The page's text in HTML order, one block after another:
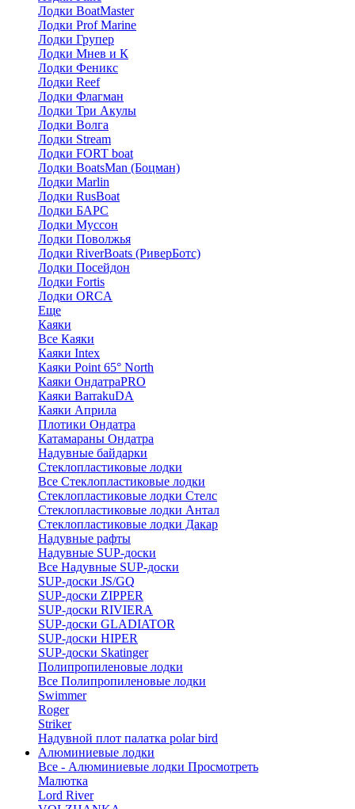
Лодки BoatMaster
Лодки Prof Marine
Лодки Групер
Лодки Мнев и К
Лодки Феникс
Лодки Reef
Лодки Флагман
Лодки Три Акулы
Лодки Волга
Лодки Stream
Лодки FORT boat
Лодки BoatsMan (Боцман)
Лодки Marlin
Лодки RusBoat
Лодки БАРС
Лодки Муссон
Лодки Поволжья
Лодки RiverBoats (РиверБотс)
Лодки Посейдон
Лодки Fortis
Лодки ORCA
Еще
Каяки
Все Каяки
Каяки Intex
Каяки Point 65° North
Каяки ОндатраPRO
Каяки BarrakuDA
Каяки Априла
Плотики Ондатра
Катамараны Ондатра
Надувные байдарки
Стеклопластиковые лодки
Все Стеклопластиковые лодки
Стеклопластиковые лодки Стелс
Стеклопластиковые лодки Антал
Стеклопластиковые лодки Дакар
Надувные рафты
Надувные SUP-доски
Все Надувные SUP-доски
SUP-доски JS/GQ
SUP-доски ZIPPER
SUP-доски RIVIERA
SUP-доски GLADIATOR
SUP-доски HIPER
SUP-доски Skatinger
Полипропиленовые лодки
Все Полипропиленовые лодки
Swimmer
Roger
Striker
Надувной плот палатка polar bird
Алюминиевые лодки
Все - Алюминиевые лодки Просмотреть
Малютка
Lord River